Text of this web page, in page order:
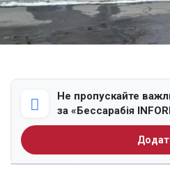
Не пропускайте
за «Бессарабія